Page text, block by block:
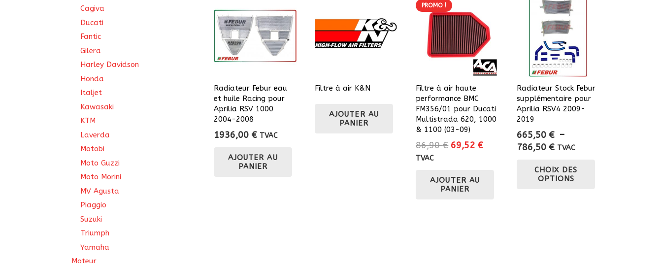
Radiateur Febur eau
et huile Racing pour
Aprilia RSV 1000
2004-2008
1936,00 € TVAC
AJOUTER AU
PANIER
Filtre à air K&N
AJOUTER AU
PANIER
PROMO !
Filtre à air haute
performance BMC
FM356/01 pour Ducati
Multistrada 620, 1000
& 1100 (03-09)
86,90€ Le
était :
86,90 €.
69,52 €Le
TVAC
AJOUTER AU
PANIER
Radiateur Stock Febur
supplémentaire pour
Aprilia RSV4 2009-
2019
665,50 € –
786,50 €Plage
prix :
665,50 €
TVAC
CHOIX DES
OPTIONS
Cagiva
Ducati
Fantic
Gilera
Harley Davidson
Honda
Italjet
Kawasaki
KTM
Laverda
Motobi
Moto Guzzi
Moto Morini
MV Agusta
Piaggio
Suzuki
Triumph
Yamaha
Moteur